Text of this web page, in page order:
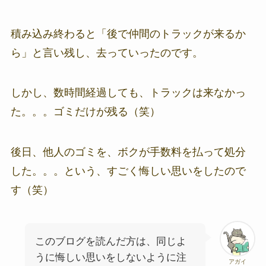
積み込み終わると「後で仲間のトラックが来るか
ら」と言い残し、去っていったのです。
しかし、数時間経過しても、トラックは来なかっ
た。。。ゴミだけが残る（笑）
後日、他人のゴミを、ボクが手数料を払って処分
した。。。という、すごく悔しい思いをしたので
す（笑）
アガイ
このブログを読んだ方は、同じよ
うに悔しい思いをしないように注